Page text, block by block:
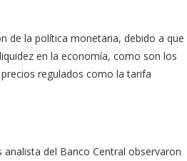
de la política monetaria, debido a que
en la economía, como son los
regulados como la tarifa
del Banco Central observaron